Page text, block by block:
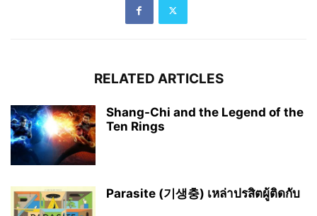
RELATED ARTICLES
Shang-Chi and the Legend of the
Ten Rings
Parasite (기생충) เหล่าปรสิตผู้ติดกับ